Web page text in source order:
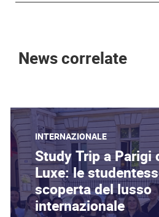
News correlate
INTERNAZIONALE
Study Trip a Parigi
Luxe: le
scoperta del lusso
internazionale